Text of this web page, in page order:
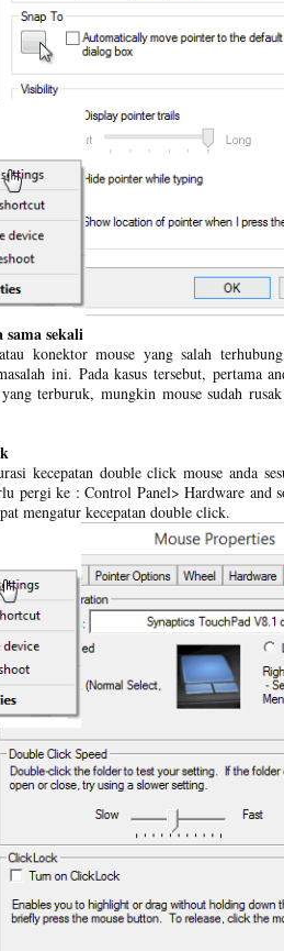
sekali
konektor mouse yang salah
ini. Pada kasus tersebut, pertama
terburuk, mungkin mouse sudah
kecepatan double click mouse anda
pergi ke : Control Panel> Hardware and
mengatur kecepatan double click.